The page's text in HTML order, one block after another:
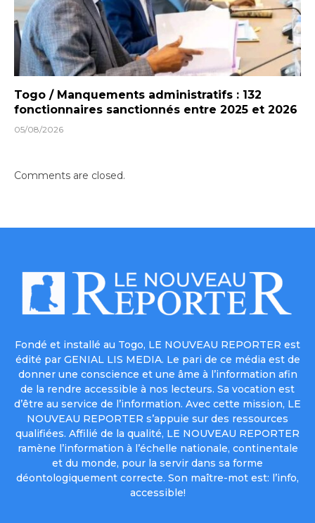
Togo / Manquements administratifs : 132
fonctionnaires sanctionnés entre 2025 et 2026
05/08/2026
Comments are closed.
Fondé et installé au Togo, LE NOUVEAU REPORTER est
édité par GENIAL LIS MEDIA. Le pari de ce média est de
donner une conscience et une âme à l’information afin
de la rendre accessible à nos lecteurs. Sa vocation est
d’être au service de l’information. Avec cette mission, LE
NOUVEAU REPORTER s’appuie sur des ressources
qualifiées. Affilié de la qualité, LE NOUVEAU REPORTER
ramène l’information à l’échelle nationale, continentale
et du monde, pour la servir dans sa forme
déontologiquement correcte. Son maître-mot est: l’info,
accessible!